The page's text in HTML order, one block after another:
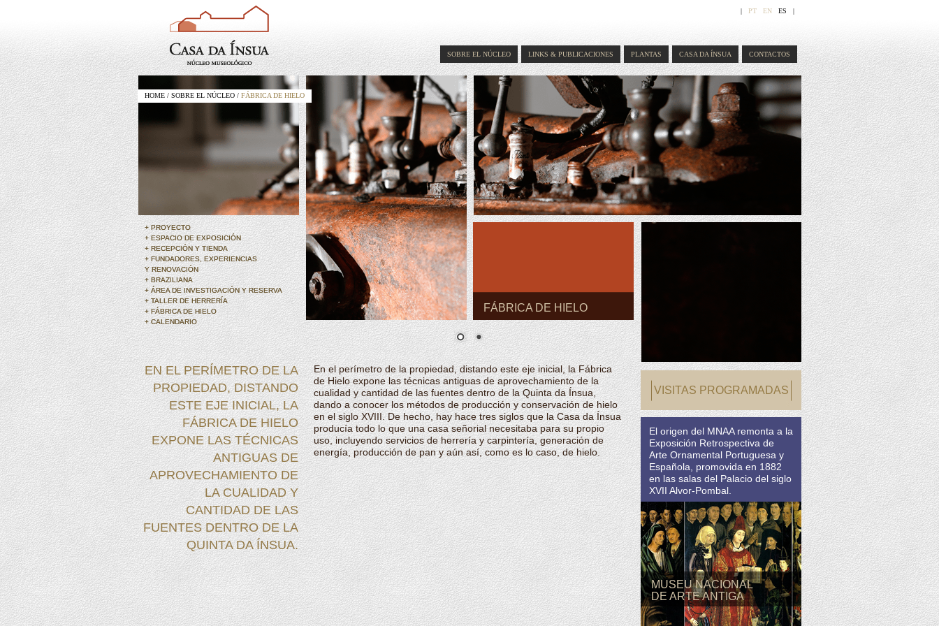
| PT EN ES |
SOBRE EL NÚCLEO LINKS & PUBLICACIONES PLANTAS CASA DA ÍNSUA CONTACTOS
HOME / SOBRE EL NÚCLEO / FÁBRICA DE HIELO
+ PROYECTO
+ ESPACIO DE EXPOSICIÓN
+ RECEPCIÓN Y TIENDA
+ FUNDADORES, EXPERIENCIAS
Y RENOVACIÓN
+ BRAZILIANA
+ ÁREA DE INVESTIGACIÓN Y RESERVA
+ TALLER DE HERRERÍA
+ FÁBRICA DE HIELO
+ CALENDARIO
+ PROYECTO
+ ESPACIO DE EXPOSICIÓN
+ RECEPCIÓN Y TIENDA
+ FUNDADORES, EXPERIENCIAS
Y RENOVACIÓN
+ BRAZILIANA
+ ÁREA DE INVESTIGACIÓN Y RESERVA
+ TALLER DE HERRERÍA
+ FÁBRICA DE HIELO
+ CALENDARIO
EN EL PERÍMETRO DE LA
PROPIEDAD, DISTANDO
ESTE EJE INICIAL, LA
FÁBRICA DE HIELO
EXPONE LAS TÉCNICAS
ANTIGUAS DE
APROVECHAMIENTO DE
LA CUALIDAD Y
CANTIDAD DE LAS
FUENTES DENTRO DE LA
QUINTA DA ÍNSUA.
En el perímetro de la propiedad, distando este eje inicial, la Fábrica
de Hielo expone las técnicas antiguas de aprovechamiento de la
cualidad y cantidad de las fuentes dentro de la Quinta da Ínsua,
dando a conocer los métodos de producción y conservación de hielo
en el siglo XVIII. De hecho, hay hace tres siglos que la Casa da Ínsua
producía todo lo que una casa señorial necesitaba para su propio
uso, incluyendo servicios de herrería y carpintería, generación de
energía, producción de pan y aún así, como es lo caso, de hielo.
FÁBRICA DE HIELO
VISITAS PROGRAMADAS
El origen del MNAA remonta a la
Exposición Retrospectiva de
Arte Ornamental Portuguesa y
Española, promovida en 1882
en las salas del Palacio del siglo
XVII Alvor-Pombal.
MUSEU NACIONAL
DE ARTE ANTIGA